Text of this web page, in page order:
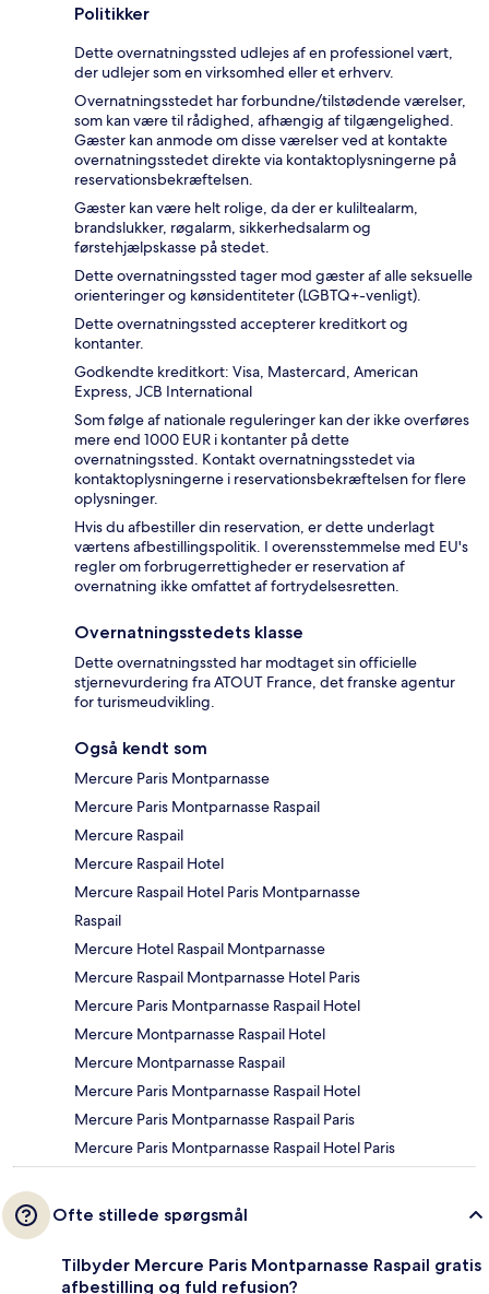
Politikker
Dette overnatningssted udlejes af en professionel vært,
der udlejer som en virksomhed eller et erhverv.
Overnatningsstedet har forbundne/tilstødende værelser,
som kan være til rådighed, afhængig af tilgængelighed.
Gæster kan anmode om disse værelser ved at kontakte
overnatningsstedet direkte via kontaktoplysningerne på
reservationsbekræftelsen.
Gæster kan være helt rolige, da der er kuliltealarm,
brandslukker, røgalarm, sikkerhedsalarm og
førstehjælpskasse på stedet.
Dette overnatningssted tager mod gæster af alle seksuelle
orienteringer og kønsidentiteter (LGBTQ+-venligt).
Dette overnatningssted accepterer kreditkort og
kontanter.
Godkendte kreditkort: Visa, Mastercard, American
Express, JCB International
Som følge af nationale reguleringer kan der ikke overføres
mere end 1000 EUR i kontanter på dette
overnatningssted. Kontakt overnatningsstedet via
kontaktoplysningerne i reservationsbekræftelsen for flere
oplysninger.
Hvis du afbestiller din reservation, er dette underlagt
værtens afbestillingspolitik. I overensstemmelse med EU's
regler om forbrugerrettigheder er reservation af
overnatning ikke omfattet af fortrydelsesretten.
Overnatningsstedets klasse
Dette overnatningssted har modtaget sin officielle
stjernevurdering fra ATOUT France, det franske agentur
for turismeudvikling.
Også kendt som
Mercure Paris Montparnasse
Mercure Paris Montparnasse Raspail
Mercure Raspail
Mercure Raspail Hotel
Mercure Raspail Hotel Paris Montparnasse
Raspail
Mercure Hotel Raspail Montparnasse
Mercure Raspail Montparnasse Hotel Paris
Mercure Paris Montparnasse Raspail Hotel
Mercure Montparnasse Raspail Hotel
Mercure Montparnasse Raspail
Mercure Paris Montparnasse Raspail Hotel
Mercure Paris Montparnasse Raspail Paris
Mercure Paris Montparnasse Raspail Hotel Paris
Ofte stillede spørgsmål
Tilbyder Mercure Paris Montparnasse Raspail gratis
afbestilling og fuld refusion?